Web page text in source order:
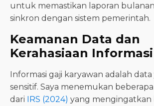
untuk memastikan laporan
sinkron dengan sistem pemerintah.
Keamanan Data dan
Kerahasiaan Informasi
Informasi gaji karyawan adalah
sensitif. Saya menemukan
dari IRS (2024) yang mengingatkan